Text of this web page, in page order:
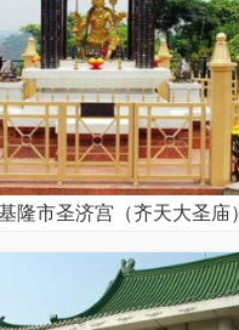
隆市圣济宫（齐天大圣庙）